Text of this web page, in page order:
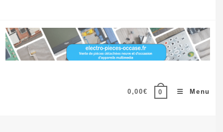
content
0,00€ 0 Menu